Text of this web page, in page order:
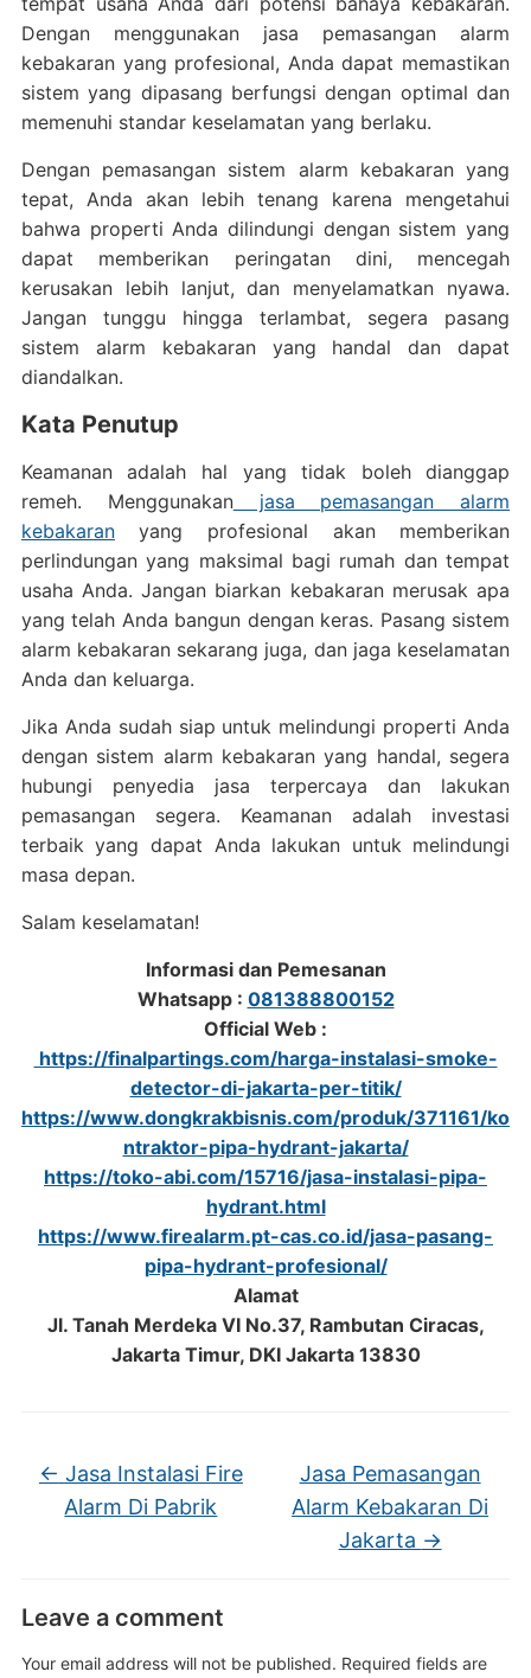
Dengan menggunakan jasa pemasangan alarm
kebakaran yang profesional, Anda dapat memastikan
sistem yang dipasang berfungsi dengan optimal dan
memenuhi standar keselamatan yang berlaku.
Dengan pemasangan sistem alarm kebakaran yang
tepat, Anda akan lebih tenang karena mengetahui
bahwa properti Anda dilindungi dengan sistem yang
dapat memberikan peringatan dini, mencegah
kerusakan lebih lanjut, dan menyelamatkan nyawa.
Jangan tunggu hingga terlambat, segera pasang
sistem alarm kebakaran yang handal dan dapat
diandalkan.
Kata Penutup
Keamanan adalah hal yang tidak boleh dianggap
remeh. Menggunakanjasa pemasangan alarm
kebakaranyang profesional akan memberikan
perlindungan yang maksimal bagi rumah dan tempat
usaha Anda. Jangan biarkan kebakaran merusak apa
yang telah Anda bangun dengan keras. Pasang sistem
alarm kebakaran sekarang juga, dan jaga keselamatan
Anda dan keluarga.
Jika Anda sudah siap untuk melindungi properti Anda
dengan sistem alarm kebakaran yang handal, segera
hubungi penyedia jasa terpercaya dan lakukan
pemasangan segera. Keamanan adalah investasi
terbaik yang dapat Anda lakukan untuk melindungi
masa depan.
Salam keselamatan!
Informasi dan Pemesanan
Whatsapp : 081388800152
Official Web :
https://finalpartings.com/harga-instalasi-smoke-
detector-di-jakarta-per-titik/
https://www.dongkrakbisnis.com/produk/371161/ko
ntraktor-pipa-hydrant-jakarta/
https://toko-abi.com/15716/jasa-instalasi-pipa-
hydrant.html
https://www.firealarm.pt-cas.co.id/jasa-pasang-
pipa-hydrant-profesional/
Alamat
Jl. Tanah Merdeka VI No.37, Rambutan Ciracas,
Jakarta Timur, DKI Jakarta 13830
← Jasa Instalasi Fire
Alarm Di Pabrik
Jasa Pemasangan
Alarm Kebakaran Di
Jakarta →
Leave a comment
Your email address will not be published. Required fields are